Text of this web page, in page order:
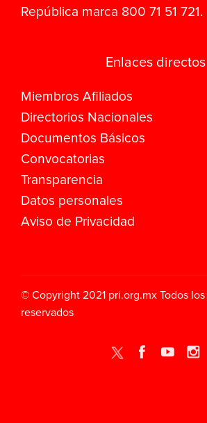
República marca 800 71 51 721.
Enlaces directos
Miembros Afiliados
Directorios Nacionales
Documentos Básicos
Convocatorias
Transparencia
Datos personales
Aviso de Privacidad
© Copyright 2021 pri.org.mx Todos
reservados